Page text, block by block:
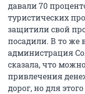
давали 70
туристических
защитили свой
посадили. В то же
администрация
сказала, что
привлечения
дорог, но для